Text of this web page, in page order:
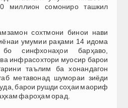
миллион сомониро ташкил
сохтмони бинои нави
умумии рақами 14 идома
синфхонаҳои барҳаво,
инфрасохтори муосир барои
таълим ба хонандагон
метавонад шумораи зиёди
барои рушди соҳаи маориф
фароҳам орад.